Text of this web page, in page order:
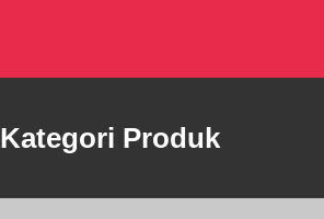
Kategori Produk